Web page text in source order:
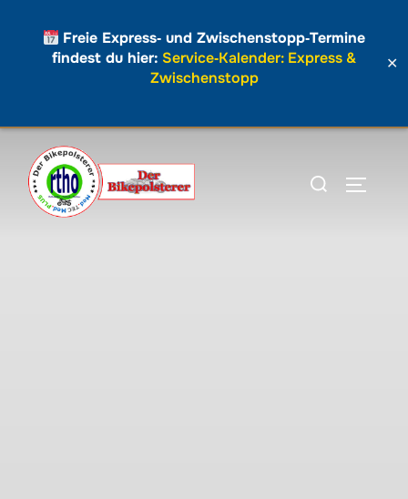
Inhalt
springen
Freie Express‑ und Zwischenstopp‑Termine
findest du hier: Service‑Kalender: Express &
Zwischenstopp
✕
Suchen